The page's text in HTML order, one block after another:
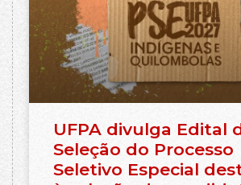
UFPA divulga Edital
Seleção do Processo
Seletivo Especial